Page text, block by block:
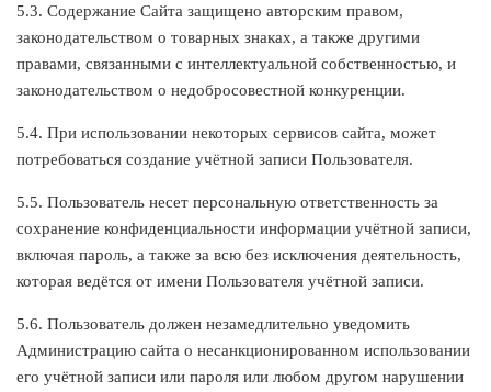
5.3. Содержание Сайта защищено авторским правом,
законодательством о товарных знаках, а также другими
правами, связанными с интеллектуальной собственностью, и
законодательством о недобросовестной конкуренции.
5.4. При использовании некоторых сервисов сайта, может
потребоваться создание учётной записи Пользователя.
5.5. Пользователь несет персональную ответственность за
сохранение конфиденциальности информации учётной записи,
включая пароль, а также за всю без исключения деятельность,
которая ведётся от имени Пользователя учётной записи.
5.6. Пользователь должен незамедлительно уведомить
Администрацию сайта о несанкционированном использовании
его учётной записи или пароля или любом другом нарушении